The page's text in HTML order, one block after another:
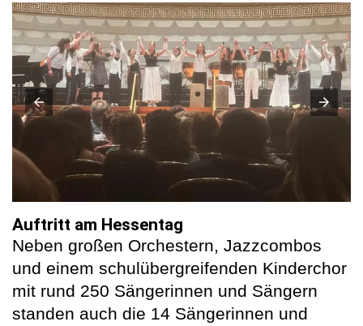
Auftritt am Hessentag
Neben großen Orchestern, Jazzcombos
und einem schulübergreifenden Kinderchor
mit rund 250 Sängerinnen und Sängern
standen auch die 14 Sängerinnen und